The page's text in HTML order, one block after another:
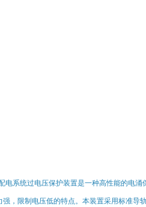
系统过电压保护装置是一种高性能的电涌
强，限制电压低的特点。本装置采用标准